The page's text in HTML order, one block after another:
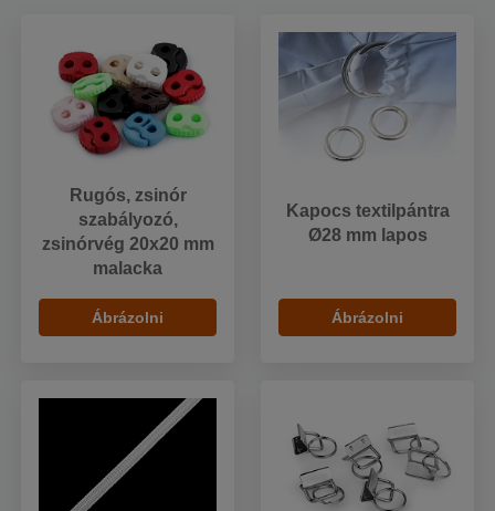
Rugós, zsinór
szabályozó,
zsinórvég 20x20 mm
malacka
Ábrázolni
Kapocs textilpántra
Ø28 mm lapos
Ábrázolni